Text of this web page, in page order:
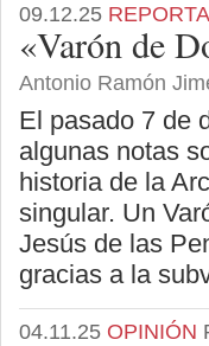
09.12.25
«Varón de
Antonio Ramón
El pasado 7 de
algunas notas
historia de la
singular. Un
Jesús de las
gracias a la
04.11.25 OPINIÓN